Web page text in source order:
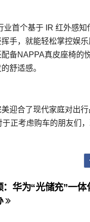
首个基于 IR 红外感
手，就能轻松掌控娱
备NAPPA真皮座椅的
舒适感。
迎合了现代家庭对出
正考虑购车的朋友们
：华为“光储充”一